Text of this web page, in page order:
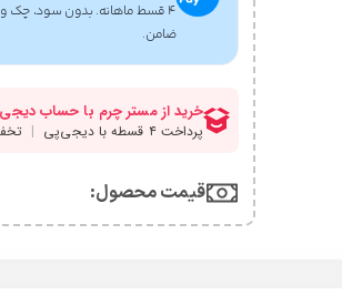
۴ قسط ماهانه. بدون سود، چک و
ضامن.
قیمت محصول:​